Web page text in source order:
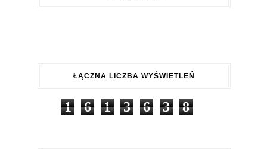
ŁĄCZNA LICZBA WYŚWIETLEŃ
1 6 1 3 6 3 8